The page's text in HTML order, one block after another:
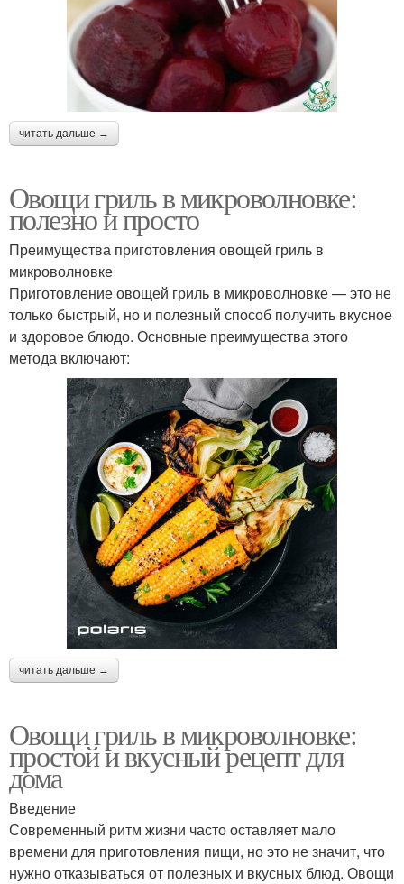
читать дальше →
Овощи гриль в микроволновке:
полезно и просто
Преимущества приготовления овощей гриль в
микроволновке
Приготовление овощей гриль в микроволновке — это не
только быстрый, но и полезный способ получить вкусное
и здоровое блюдо. Основные преимущества этого
метода включают:
читать дальше →
Овощи гриль в микроволновке:
простой и вкусный рецепт для
дома
Введение
Современный ритм жизни часто оставляет мало
времени для приготовления пищи, но это не значит, что
нужно отказываться от полезных и вкусных блюд. Овощи